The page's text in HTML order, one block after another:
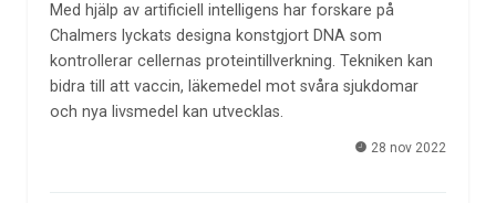
Med hjälp av artificiell intelligens har forskare på
Chalmers lyckats designa konstgjort DNA som
kontrollerar cellernas proteintillverkning. Tekniken kan
bidra till att vaccin, läkemedel mot svåra sjukdomar
och nya livsmedel kan utvecklas.
28 nov 2022